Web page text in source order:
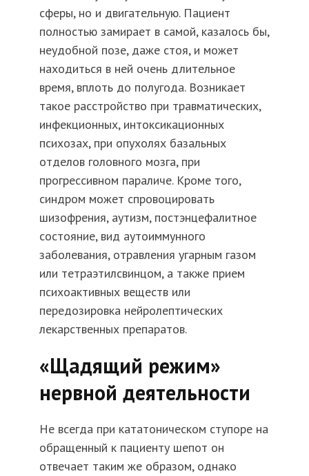
сферы, но и двигательную. Пациент
полностью замирает в самой, казалось бы,
неудобной позе, даже стоя, и может
находиться в ней очень длительное
время, вплоть до полугода. Возникает
такое расстройство при травматических,
инфекционных, интоксикационных
психозах, при опухолях базальных
отделов головного мозга, при
прогрессивном параличе. Кроме того,
синдром может спровоцировать
шизофрения, аутизм, постэнцефалитное
состояние, вид аутоиммунного
заболевания, отравления угарным газом
или тетраэтилсвинцом, а также прием
психоактивных веществ или
передозировка нейролептических
лекарственных препаратов.
«Щадящий режим»
нервной деятельности
Не всегда при кататоническом ступоре на
обращенный к пациенту шепот он
отвечает таким же образом, однако